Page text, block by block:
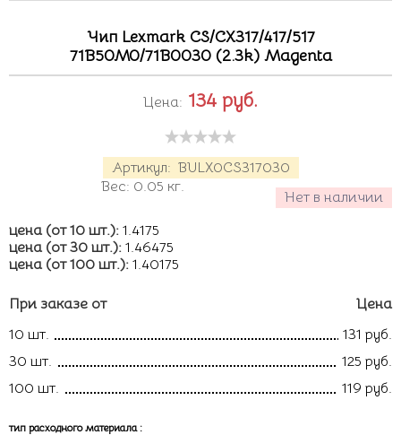
Чип Lexmark CS/CX317/417/517
71B50M0/71B0030 (2.3k) Magenta
Артикул: BULX0CS317030
Нет в наличии
Вес: 0.05 кг.
Цена: 134 руб.
цена (от 10 шт.): 1.4175
цена (от 30 шт.): 1.46475
цена (от 100 шт.): 1.40175
При заказе от
Цена
10 шт.
131 руб.
30 шт.
125 руб.
100 шт.
119 руб.
тип расходного материала :